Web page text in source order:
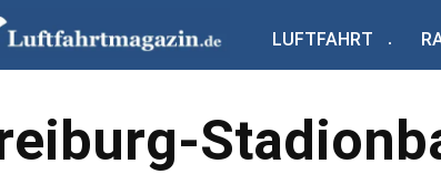
LUFTFAHRT